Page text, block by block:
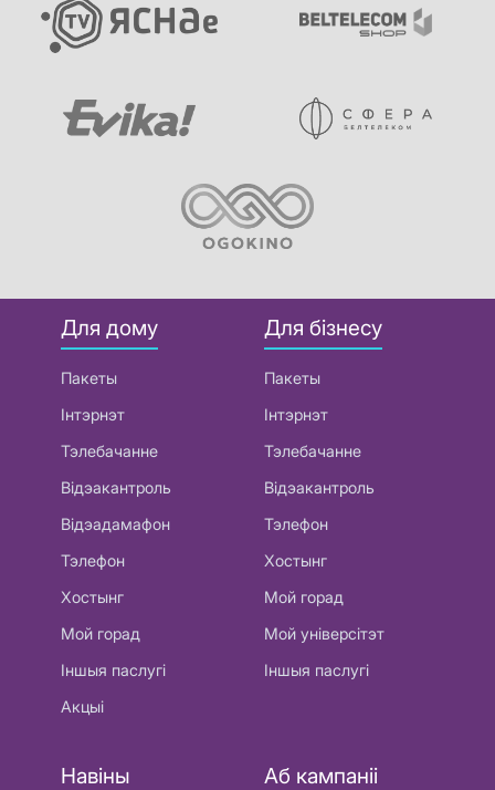
Для дому
Пакеты
Інтэрнэт
Тэлебачанне
Відэакантроль
Відэадамафон
Тэлефон
Хостынг
Мой горад
Іншыя паслугі
Акцыі
Для бізнесу
Пакеты
Інтэрнэт
Тэлебачанне
Відэакантроль
Тэлефон
Хостынг
Мой горад
Мой універсітэт
Іншыя паслугі
Навіны Аб кампаніі